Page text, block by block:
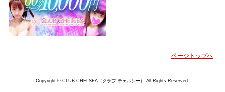
ページトップへ
Copyright © CLUB CHELSEA（クラブ チェルシー） All Rights Reserved.